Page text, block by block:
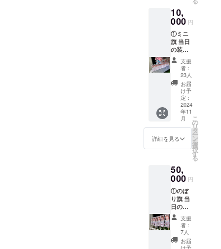
プレートのお持
ち帰り不可 ※お
名前（ニック
ネーム可）は、6
文字までお願い
いたします。 ※
特殊文字・記号
は使用できませ
10,
000 円
①ミニ
旗 当日
の装飾
に使用
する、
ミニ旗
を作成
致しま
す。 ミ
ニ旗に
は、生
誕祭支
援者様
のお名
前
（ニッ
ム可）
を記載
させて
いただ
きま
す。 お
名前は
データ
で印字
を入れ
させて
支援
者：
23人
お届
け予
定：
2024
年11
月
詳細を見る
こ
の
リ
タ
ー
ン
を
選
択
す
る
50,
000 円
①のぼ
り旗 当
日の装
飾に使
用す
る、の
ぼり旗
を作成
支援
者：
7人
お届